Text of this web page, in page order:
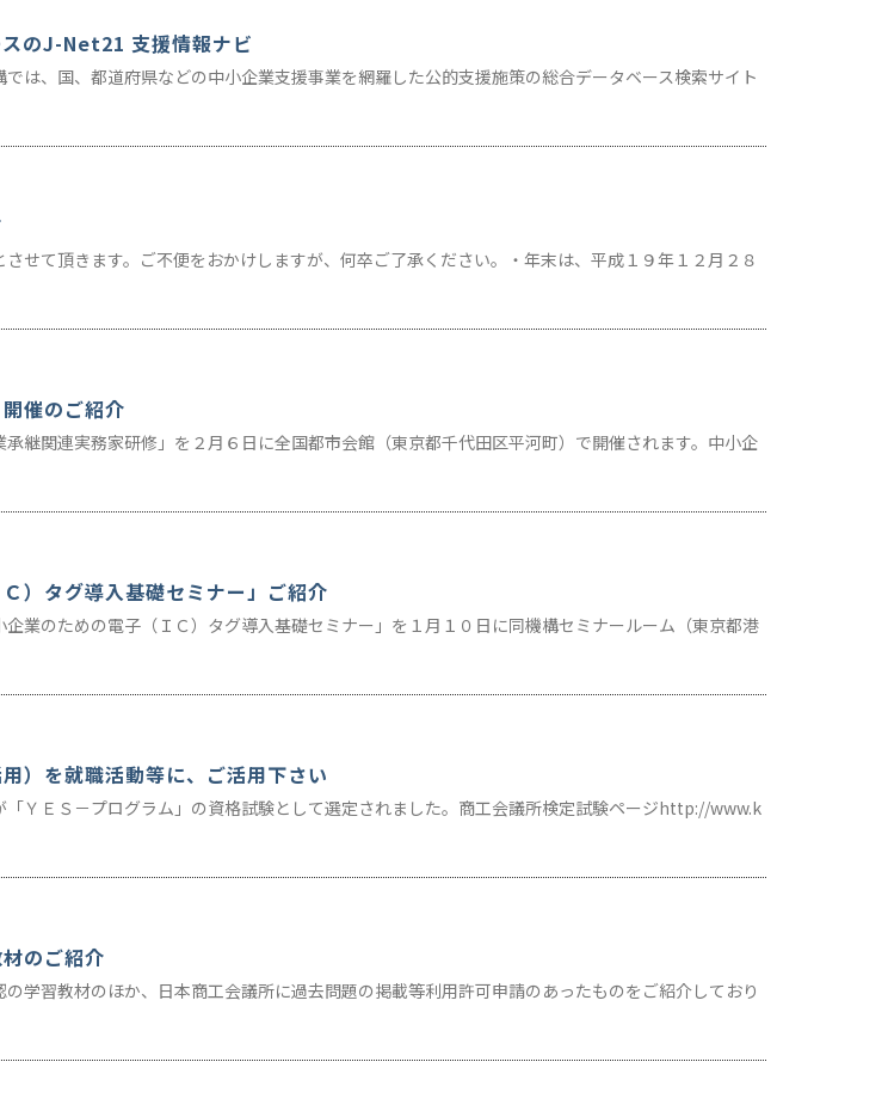
のJ-Net21 支援情報ナビ
は、国、都道府県などの中小企業支援事業を網羅した公的支援施策の総合データベース検索サイト
せて頂きます。ご不便をおかけしますが、何卒ご了承ください。・年末は、平成１９年１２月２８
催のご紹介
継関連実務家研修」を２月６日に全国都市会館（東京都千代田区平河町）で開催されます。中小企
）タグ導入基礎セミナー」ご紹介
業のための電子（ＩＣ）タグ導入基礎セミナー」を１月１０日に同機構セミナールーム（東京都港
）を就職活動等に、ご活用下さい
「ＹＥＳ－プログラム」の資格試験として選定されました。商工会議所検定試験ページhttp://www.k
のご紹介
学習教材のほか、日本商工会議所に過去問題の掲載等利用許可申請のあったものをご紹介しており